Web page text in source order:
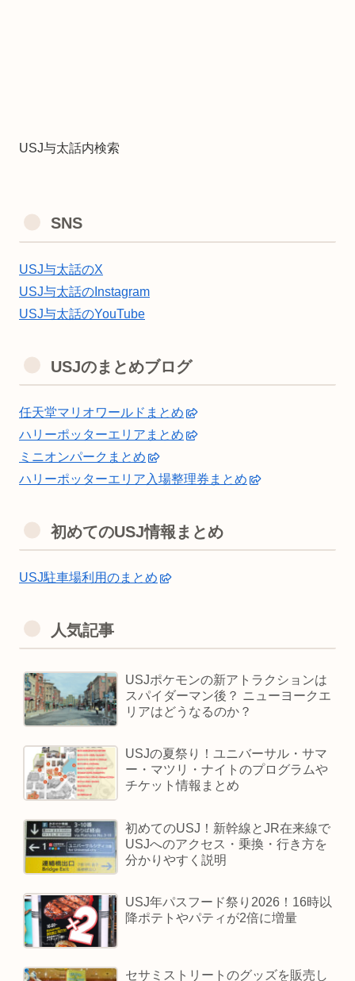
USJ与太話内検索
SNS
USJ与太話のX
USJ与太話のInstagram
USJ与太話のYouTube
USJのまとめブログ
任天堂マリオワールドまとめ
ハリーポッターエリアまとめ
ミニオンパークまとめ
ハリーポッターエリア入場整理券まとめ
初めてのUSJ情報まとめ
USJ駐車場利用のまとめ
人気記事
USJポケモンの新アトラクションは
スパイダーマン後？ ニューヨークエ
リアはどうなるのか？
USJの夏祭り！ユニバーサル・サマ
ー・マツリ・ナイトのプログラムや
チケット情報まとめ
初めてのUSJ！新幹線とJR在来線で
USJへのアクセス・乗換・行き方を
分かりやすく説明
USJ年パスフード祭り2026！16時以
降ポテトやパティが2倍に増量
セサミストリートのグッズを販売し